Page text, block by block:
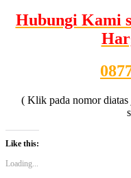
Hubungi Kami
( Klik pada nomor
Like this:
Loading...